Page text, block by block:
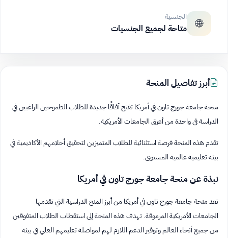
🌐 الجنسية
متاحة لجميع الجنسيات
أبرز تفاصيل المنحة
منحة جامعة جورج تاون في أمريكا تفتح آفاقًا جديدة للطلاب الطموحين الراغبين في
الدراسة في واحدة من أعرق الجامعات الأمريكية.
تقدم هذه المنحة فرصة استثنائية للطلاب المتميزين لتحقيق أحلامهم الأكاديمية في
بيئة تعليمية عالمية المستوى.
نبذة عن منحة جامعة جورج تاون في أمريكا
تعد منحة جامعة جورج تاون في أمريكا من أبرز المنح الدراسية التي تقدمها
الجامعات الأمريكية المرموقة. تهدف هذه المنحة إلى استقطاب الطلاب المتفوقين
من جميع أنحاء العالم وتوفير الدعم اللازم لهم لمواصلة تعليمهم العالي في بيئة